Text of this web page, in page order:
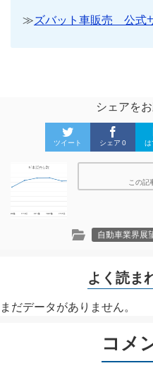
≫ズバット車販売 公式
シェアを
ツイート シェア 0 は
この記
自動車業界展
よく読ま
まだデータがありません。
コメ